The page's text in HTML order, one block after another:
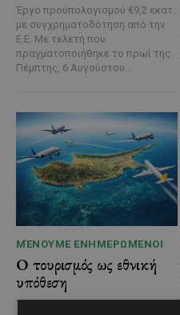
Έργο προϋπολογισμού €9,2 εκατ.
με συγχρηματοδότηση από την
Ε.Ε. Με τελετή που
πραγματοποιήθηκε το πρωί της
Πέμπτης, 6 Αυγούστου...
ΜΈΝΟΥΜΕ ΕΝΗΜΕΡΩΜΈΝΟΙ
Ο τουρισμός ως εθνική
υπόθεση
Του Γιάννου Πανταζή* Είναι κοινή